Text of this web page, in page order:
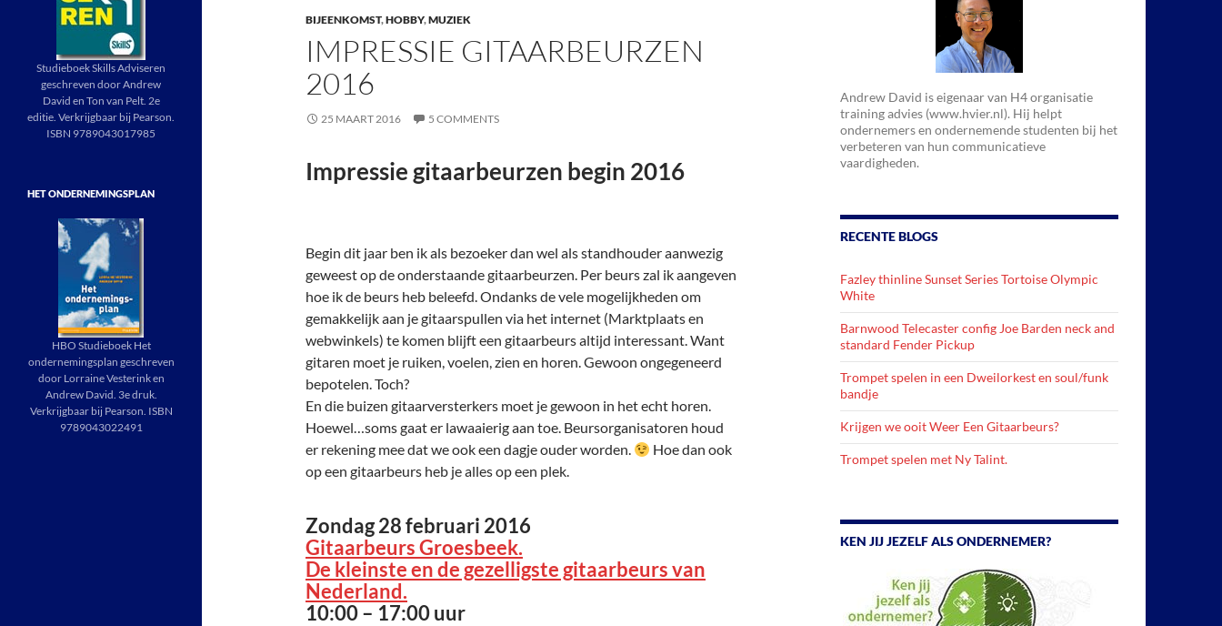
BIJEENKOMST,HOBBY,MUZIEK
IMPRESSIE GITAARBEURZEN
2016
25 MAART 2016 5 COMMENTS
Impressie gitaarbeurzen begin 2016
Begin dit jaar ben ik als bezoeker dan wel als standhouder aanwezig
geweest op de onderstaande gitaarbeurzen. Per beurs zal ik aangeven
hoe ik de beurs heb beleefd. Ondanks de vele mogelijkheden om
gemakkelijk aan je gitaarspullen via het internet (Marktplaats en
webwinkels) te komen blijft een gitaarbeurs altijd interessant. Want
gitaren moet je ruiken, voelen, zien en horen. Gewoon ongegeneerd
bepotelen. Toch?
En die buizen gitaarversterkers moet je gewoon in het echt horen.
Hoewel…soms gaat er lawaaierig aan toe. Beursorganisatoren houd
er rekening mee dat we ook een dagje ouder worden.
Hoe dan ook
op een gitaarbeurs heb je alles op een plek.
Zondag 28 februari 2016
Gitaarbeurs Groesbeek.
De kleinste en de gezelligste gitaarbeurs van
Nederland.
10:00 – 17:00 uur
Andrew David is eigenaar van H4 organisatie
training advies (www.hvier.nl). Hij helpt
ondernemers en ondernemende studenten bij het
verbeteren van hun communicatieve
vaardigheden.
RECENTE BLOGS
Fazley thinline Sunset Series Tortoise Olympic
White
Barnwood Telecaster config Joe Barden neck and
standard Fender Pickup
Trompet spelen in een Dweilorkest en soul/funk
bandje
Krijgen we ooit Weer Een Gitaarbeurs?
Trompet spelen met Ny Talint.
KEN JIJ JEZELF ALS ONDERNEMER?
Studieboek Skills Adviseren
geschreven door Andrew
David en Ton van Pelt. 2e
editie. Verkrijgbaar bij Pearson.
ISBN 9789043017985
HET ONDERNEMINGSPLAN
HBO Studieboek Het
ondernemingsplan geschreven
door Lorraine Vesterink en
Andrew David. 3e druk.
Verkrijgbaar bij Pearson. ISBN
9789043022491